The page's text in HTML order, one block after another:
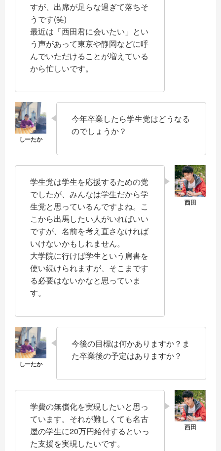
すが、出席が足らな過ぎて落ちそ
うです(笑)
最近は「西田君に会いたい」とい
う声があって東京や静岡などに呼
んでいただけることが増えている
から忙しいです。
今年卒業したら学生党はどうなる
のでしょうか？
学生党は学生を応援するための党
でしたが、みんなは学生だから学
生党と思っているんですよね。こ
こから出馬したい人がいればいい
ですが、名前を考え直さなければ
いけないかもしれません。
大学院に行けば学生という肩書を
使い続けられますが、そこまです
る必要はないかなと思っていま
す。
今後の目標は何かありますか？ま
た卒業後の予定はありますか？
学費の無償化を実現したいと思っ
ています。それが難しくても名古
屋の学生に20万円給付するといっ
た支援を実現したいです。